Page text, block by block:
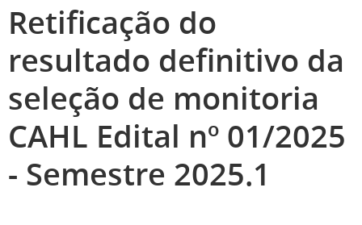
Retificação do
resultado definitivo da
seleção de monitoria
CAHL Edital nº 01/2025
- Semestre 2025.1